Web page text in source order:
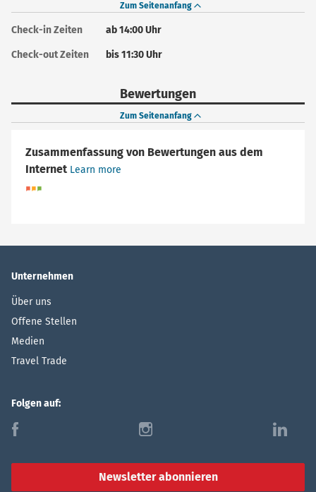
Zum Seitenanfang
Check-in Zeiten ab 14:00 Uhr
Check-out Zeiten bis 11:30 Uhr
Bewertungen
Zum Seitenanfang
Zusammenfassung von Bewertungen aus dem
Internet Learn more
Unternehmen
Über uns
Offene Stellen
Medien
Travel Trade
Folgen auf:
f i l
Newsletter abonnieren